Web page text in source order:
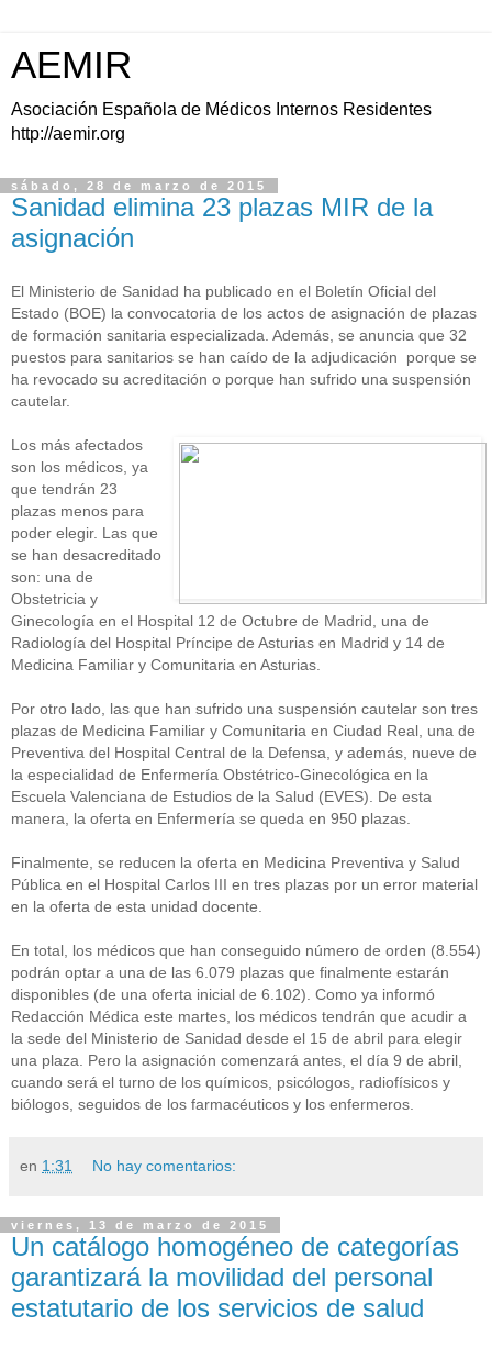
AEMIR
Asociación Española de Médicos Internos Residentes
http://aemir.org
sábado, 28 de marzo de 2015
Sanidad elimina 23 plazas MIR de la
asignación
El Ministerio de Sanidad ha publicado en el Boletín Oficial del
Estado (BOE) la convocatoria de los actos de asignación de plazas
de formación sanitaria especializada. Además, se anuncia que 32
puestos para sanitarios se han caído de la adjudicación porque se
ha revocado su acreditación o porque han sufrido una suspensión
cautelar.
Los más afectados
son los médicos, ya
que tendrán 23
plazas menos para
poder elegir. Las que
se han desacreditado
son: una de
Obstetricia y
Ginecología en el Hospital 12 de Octubre de Madrid, una de
Radiología del Hospital Príncipe de Asturias en Madrid y 14 de
Medicina Familiar y Comunitaria en Asturias.
Por otro lado, las que han sufrido una suspensión cautelar son tres
plazas de Medicina Familiar y Comunitaria en Ciudad Real, una de
Preventiva del Hospital Central de la Defensa, y además, nueve de
la especialidad de Enfermería Obstétrico-Ginecológica en la
Escuela Valenciana de Estudios de la Salud (EVES). De esta
manera, la oferta en Enfermería se queda en 950 plazas.
Finalmente, se reducen la oferta en Medicina Preventiva y Salud
Pública en el Hospital Carlos III en tres plazas por un error material
en la oferta de esta unidad docente.
En total, los médicos que han conseguido número de orden (8.554)
podrán optar a una de las 6.079 plazas que finalmente estarán
disponibles (de una oferta inicial de 6.102). Como ya informó
Redacción Médica este martes, los médicos tendrán que acudir a
la sede del Ministerio de Sanidad desde el 15 de abril para elegir
una plaza. Pero la asignación comenzará antes, el día 9 de abril,
cuando será el turno de los químicos, psicólogos, radiofísicos y
biólogos, seguidos de los farmacéuticos y los enfermeros.
en 1:31 No hay comentarios:
viernes, 13 de marzo de 2015
Un catálogo homogéneo de categorías
garantizará la movilidad del personal
estatutario de los servicios de salud